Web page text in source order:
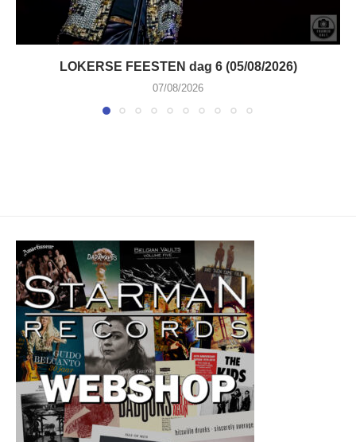
LOKERSE FEESTEN dag 6 (05/08/2026)
07/08/2026